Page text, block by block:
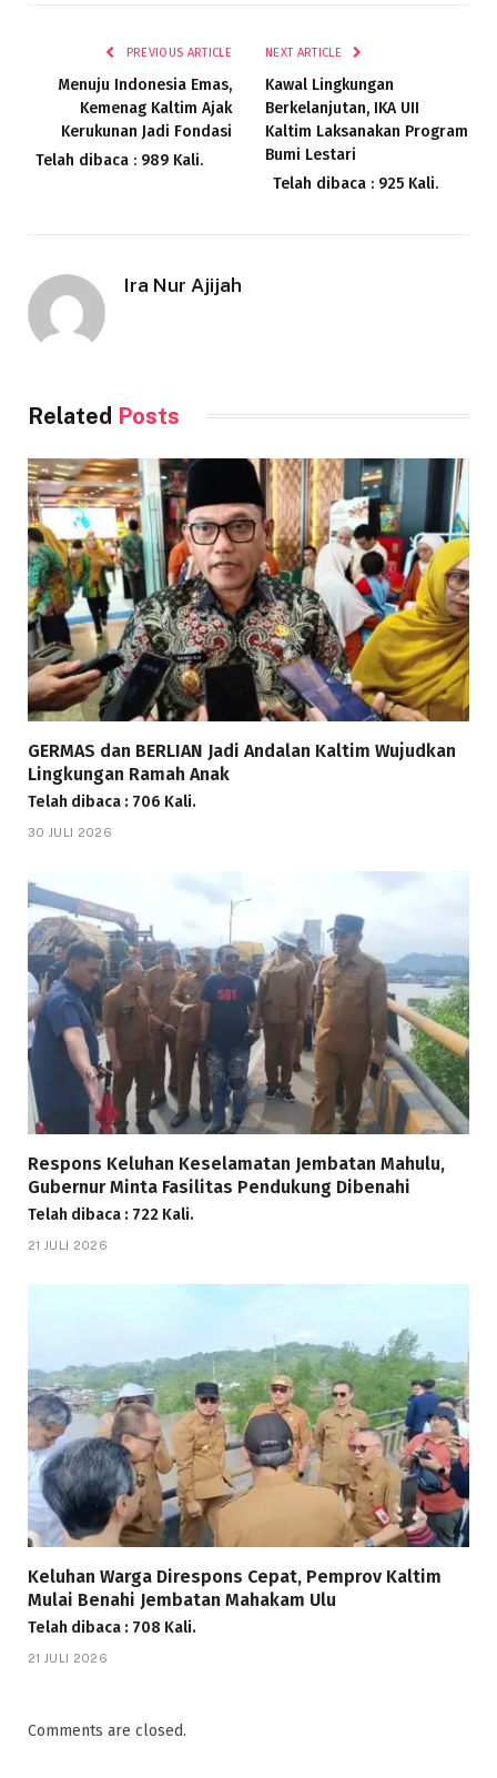
PREVIOUS ARTICLE
Menuju Indonesia Emas,
Kemenag Kaltim Ajak
Kerukunan Jadi Fondasi
Telah dibaca : 989 Kali.
NEXT ARTICLE
Kawal Lingkungan
Berkelanjutan, IKA UII
Kaltim Laksanakan Program
Bumi Lestari
Telah dibaca : 925 Kali.
Ira Nur Ajijah
Related Posts
GERMAS dan BERLIAN Jadi Andalan Kaltim Wujudkan
Lingkungan Ramah Anak
Telah dibaca : 706 Kali.
30 JULI 2026
Respons Keluhan Keselamatan Jembatan Mahulu,
Gubernur Minta Fasilitas Pendukung Dibenahi
Telah dibaca : 722 Kali.
21 JULI 2026
Keluhan Warga Direspons Cepat, Pemprov Kaltim
Mulai Benahi Jembatan Mahakam Ulu
Telah dibaca : 708 Kali.
21 JULI 2026
Comments are closed.